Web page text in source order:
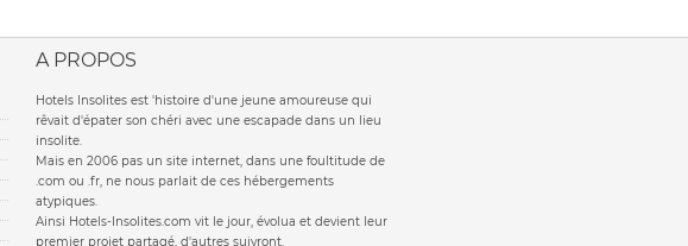
A PROPOS
Hotels Insolites est 'histoire d'une jeune amoureuse qui
rêvait d'épater son chéri avec une escapade dans un lieu
insolite.
Mais en 2006 pas un site internet, dans une foultitude de
.com ou .fr, ne nous parlait de ces hébergements
atypiques.
Ainsi Hotels-Insolites.com vit le jour, évolua et devient leur
premier projet partagé, d'autres suivront.